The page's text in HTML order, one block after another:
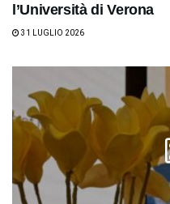
l’Università di Verona
31 LUGLIO 2026